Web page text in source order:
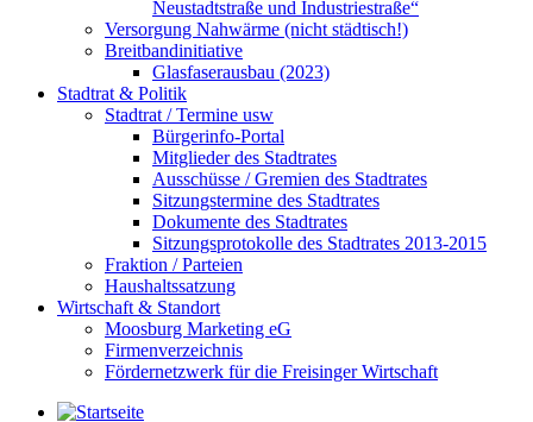
Neustadtstraße und Industriestraße“
Versorgung Nahwärme (nicht städtisch!)
Breitbandinitiative
Glasfaserausbau (2023)
Stadtrat & Politik
Stadtrat / Termine usw
Bürgerinfo-Portal
Mitglieder des Stadtrates
Ausschüsse / Gremien des Stadtrates
Sitzungstermine des Stadtrates
Dokumente des Stadtrates
Sitzungsprotokolle des Stadtrates 2013-2015
Fraktion / Parteien
Haushaltssatzung
Wirtschaft & Standort
Moosburg Marketing eG
Firmenverzeichnis
Fördernetzwerk für die Freisinger Wirtschaft